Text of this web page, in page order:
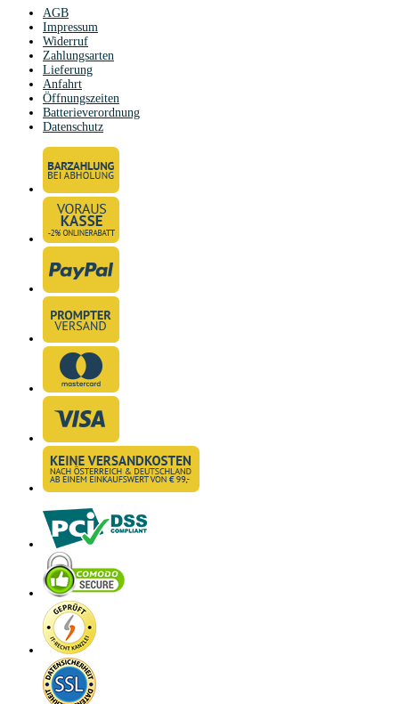
AGB
Impressum
Widerruf
Zahlungsarten
Lieferung
Anfahrt
Öffnungszeiten
Batterieverordnung
Datenschutz